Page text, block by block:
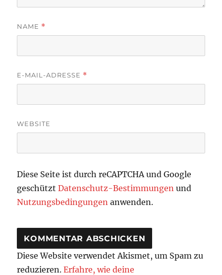
NAME *
E-MAIL-ADRESSE *
WEBSITE
Diese Seite ist durch reCAPTCHA und Google
geschütztDatenschutz-Bestimmungen und
Nutzungsbedingungen anwenden.
Diese Website verwendet Akismet, um Spam zu
reduzieren.Erfahre, wie deine